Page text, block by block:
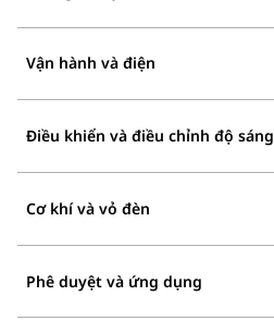
Vận hành và điện
Điều khiển và điều chỉnh độ sáng
Cơ khí và vỏ đèn
Phê duyệt và ứng dụng